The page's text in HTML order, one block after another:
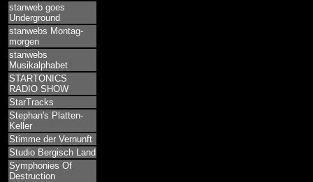
stanweb goes
Underground
stanwebs Montag-
morgen
stanwebs
Musikalphabet
STARTONICS
RADIO SHOW
StarTracks
Stephan's Platten-
Keller
Stimme der Vernunft
Studio Bergisch Land
Symphonies Of
Destruction